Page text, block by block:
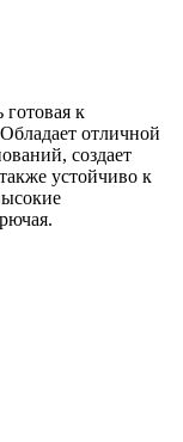
готовая к
отличной
создает
устойчиво к